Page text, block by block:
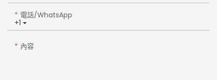
+1
電話/WhatsApp
內容